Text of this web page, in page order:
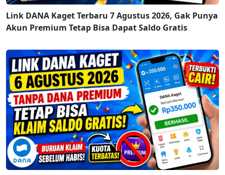
Link DANA Kaget Terbaru 7 Agustus 2026, Gak Punya
Akun Premium Tetap Bisa Dapat Saldo Gratis